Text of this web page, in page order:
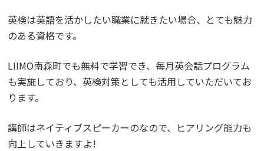
英検は英語を活かしたい職業に就きたい場合、とても魅力
のある資格です。
LIIMO南森町でも無料で学習でき、毎月英会話プログラム
も実施しており、英検対策としても活用していただいてお
ります。
講師はネイティブスピーカーのなので、ヒアリング能力も
向上していきますよ!